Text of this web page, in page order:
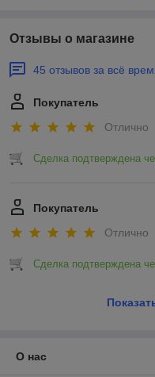
Отзывы о магазине
45 отзывов за всё
Покупатель
Отлично
Сделка подтверждена
Покупатель
Отлично
Сделка подтверждена
О нас